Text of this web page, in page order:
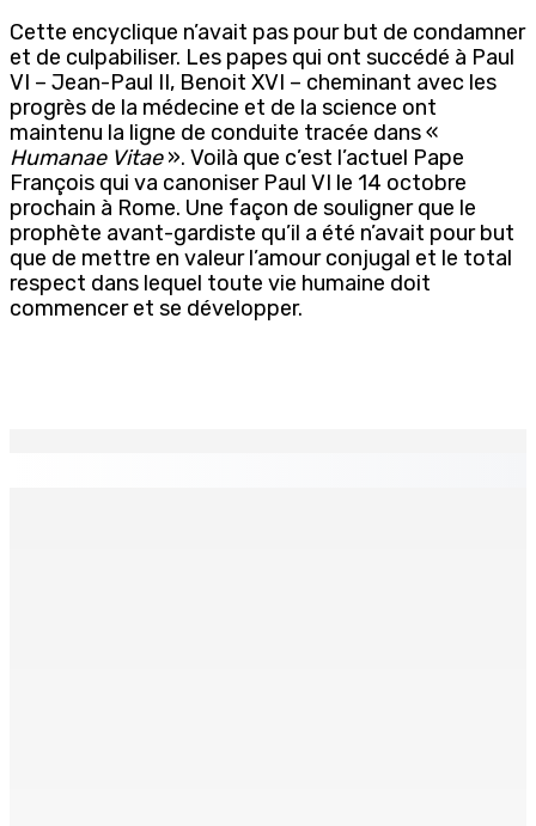
Cette encyclique n’avait pas pour but de condamner
et de culpabiliser. Les papes qui ont succédé à Paul
VI – Jean-Paul II, Benoit XVI – cheminant avec les
progrès de la médecine et de la science ont
maintenu la ligne de conduite tracée dans «
Humanae Vitae». Voilà que c’est l’actuel Pape
François qui va canoniser Paul VI le 14 octobre
prochain à Rome. Une façon de souligner que le
prophète avant-gardiste qu’il a été n’avait pour but
que de mettre en valeur l’amour conjugal et le total
respect dans lequel toute vie humaine doit
commencer et se développer.